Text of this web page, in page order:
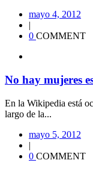
mayo 4, 2012
|
0 COMMENT
No hay mujeres
En la Wikipedia está
largo de la...
mayo 5, 2012
|
0 COMMENT